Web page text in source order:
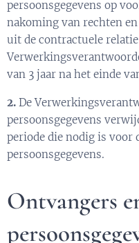
persoonsgegevens op
nakoming van rechten
uit de contractuele
van 3 jaar na het einde
2. De
persoonsgegevens
periode die nodig is voor
persoonsgegevens.
Ontvangers